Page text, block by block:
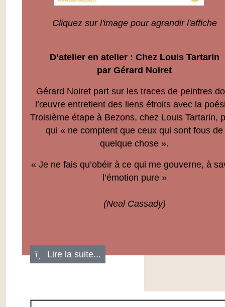
Cliquez sur l'image pour agrandir l'affiche
D’atelier en atelier : Chez Louis Tartarin
par Gérard Noiret
Gérard Noiret part sur les traces de peintres
l’œuvre entretient des liens étroits avec la
Troisième étape à Bezons, chez Louis Tartarin,
qui « ne comptent que ceux qui sont fous de
quelque chose ».
« Je ne fais qu’obéir à ce qui me gouverne, à
l’émotion pure »
(Neal Cassady)
Lire la suite...